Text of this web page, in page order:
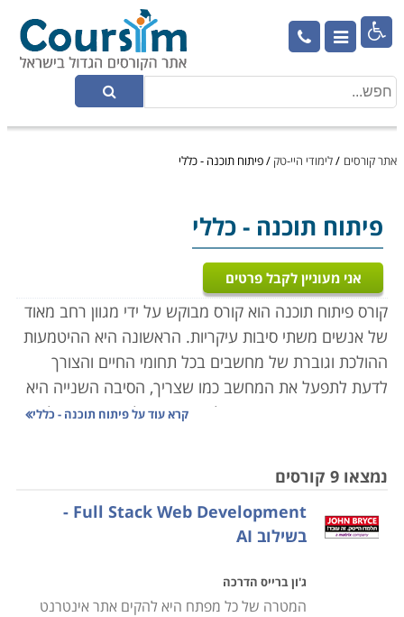

אתר קורסים /לימודי היי-טק /פיתוח תוכנה - כללי
פיתוח תוכנה - כללי
אני מעוניין לקבל פרטים
קורס פיתוח תוכנה הוא קורס מבוקש על ידי מגוון רחב מאוד
של אנשים משתי סיבות עיקריות. הראשונה היא ההיטמעות
ההולכת וגוברת של מחשבים בכל תחומי החיים והצורך
לדעת לתפעל את המחשב כמו שצריך, הסיבה השנייה היא
העובדה שיש ביקוש עצום למפתחים בכל תעשייה, בכל
SQL, .NET , SAP, SPSS, פיתוח תוכנה לסלולארי בכלל
ולאייפון בפרט, MCPD – הסמכה של מייקרוסופט ועוד.
בשפות רשת שונות, ובהסמכות שונות.
קרא עוד עלפיתוח תוכנה - כללי
נמצאו 9 קורסים
Full Stack Web Development -
בשילוב AI
ג'ון ברייס הדרכה
המטרה של כל מפתח היא להקים אתר אינטרנט